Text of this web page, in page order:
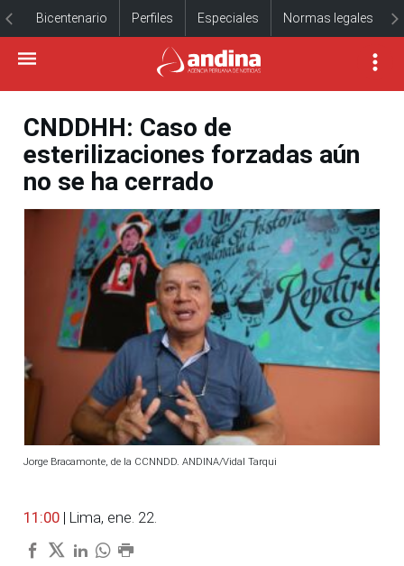
Bicentenario Perfiles Especiales Normas legales
CNDDHH: Caso de
esterilizaciones forzadas aún
no se ha cerrado
Jorge Bracamonte, de la CCNNDD. ANDINA/Vidal Tarqui
11:00 | Lima, ene. 22.